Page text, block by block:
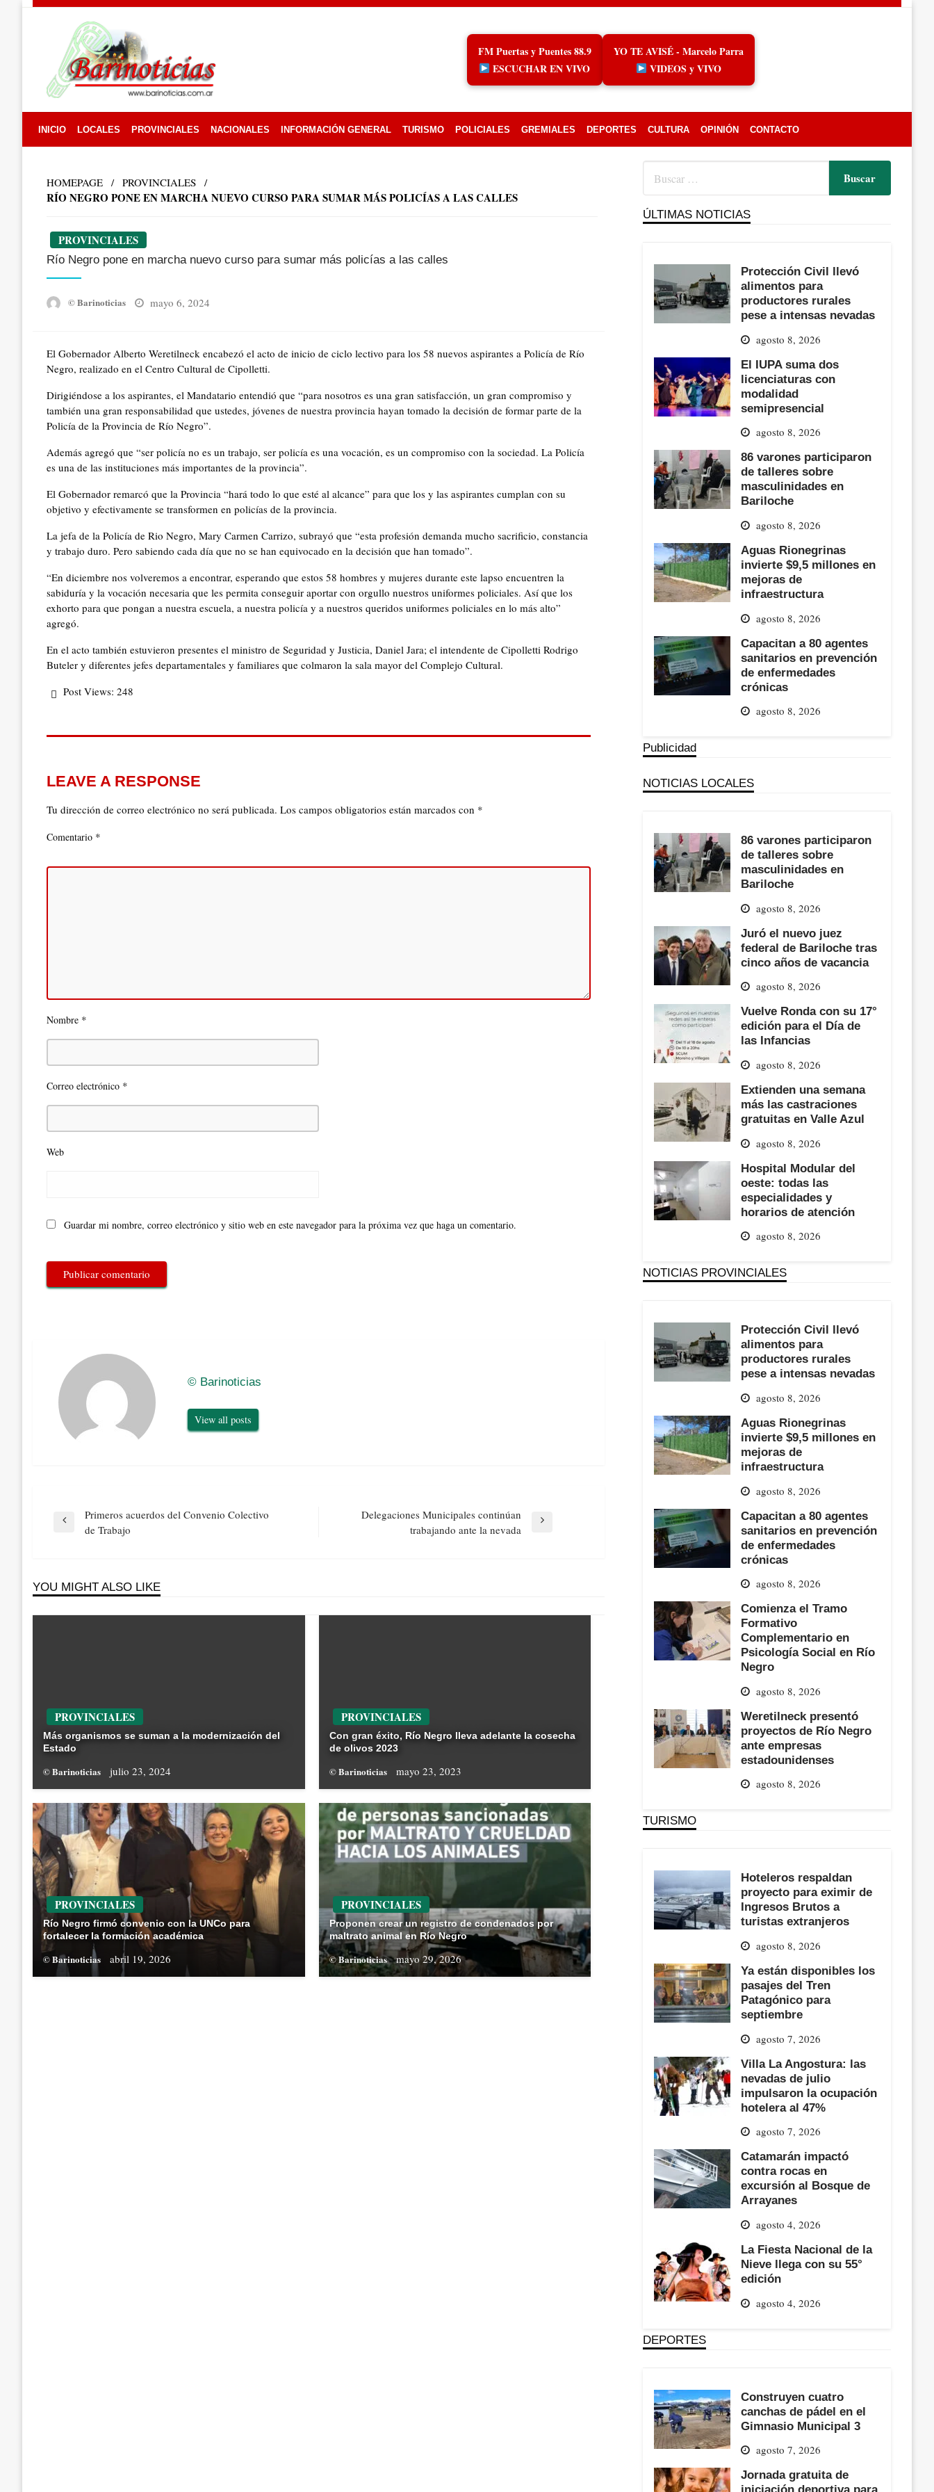
FM Puertas y Puentes 88.9
ESCUCHAR EN VIVO
YO TE AVISÉ - Marcelo Parra
VIDEOS y VIVO
INICIO LOCALES PROVINCIALES NACIONALES INFORMACIÓN GENERAL TURISMO POLICIALES GREMIALES DEPORTES CULTURA OPINIÓN CONTACTO
HOMEPAGE PROVINCIALES
RÍO NEGRO PONE EN MARCHA NUEVO CURSO PARA SUMAR MÁS POLICÍAS A LAS CALLES
PROVINCIALES
Río Negro pone en marcha nuevo curso para sumar más policías a las calles
© Barinoticias
Posted
mayo 6, 2024
El Gobernador Alberto Weretilneck encabezó el acto de inicio de ciclo lectivo para los 58 nuevos aspirantes a Policía de Río
Negro, realizado en el Centro Cultural de Cipolletti.
Dirigiéndose a los aspirantes, el Mandatario entendió que “para nosotros es una gran satisfacción, un gran compromiso y
también una gran responsabilidad que ustedes, jóvenes de nuestra provincia hayan tomado la decisión de formar parte de la
Policía de la Provincia de Río Negro”.
Además agregó que “ser policía no es un trabajo, ser policía es una vocación, es un compromiso con la sociedad. La Policía
es una de las instituciones más importantes de la provincia”.
El Gobernador remarcó que la Provincia “hará todo lo que esté al alcance” para que los y las aspirantes cumplan con su
objetivo y efectivamente se transformen en policías de la provincia.
La jefa de la Policía de Rio Negro, Mary Carmen Carrizo, subrayó que “esta profesión demanda mucho sacrificio, constancia
y trabajo duro. Pero sabiendo cada día que no se han equivocado en la decisión que han tomado”.
“En diciembre nos volveremos a encontrar, esperando que estos 58 hombres y mujeres durante este lapso encuentren la
sabiduría y la vocación necesaria que les permita conseguir aportar con orgullo nuestros uniformes policiales. Así que los
exhorto para que pongan a nuestra escuela, a nuestra policía y a nuestros queridos uniformes policiales en lo más alto”
agregó.
En el acto también estuvieron presentes el ministro de Seguridad y Justicia, Daniel Jara; el intendente de Cipolletti Rodrigo
Buteler y diferentes jefes departamentales y familiares que colmaron la sala mayor del Complejo Cultural.
Post Views: 248
LEAVE A RESPONSE
Tu dirección de correo electrónico no será publicada. Los campos obligatorios están marcados con *
Comentario *
Nombre *
Correo electrónico *
Web
Guardar mi nombre, correo electrónico y sitio web en este navegador para la próxima vez que haga un comentario.
© Barinoticias
View all posts
Navegación
Previous
Primeros acuerdos del Convenio Colectivo
de Trabajo
Delegaciones Municipales continúan
trabajando ante la nevada
YOU MIGHT ALSO LIKE
PROVINCIALES
Más organismos se suman a la modernización del
Estado
© Barinoticias julio 23, 2024
PROVINCIALES
Con gran éxito, Río Negro lleva adelante la cosecha
de olivos 2023
© Barinoticias mayo 23, 2023
PROVINCIALES
Río Negro firmó convenio con la UNCo para
fortalecer la formación académica
© Barinoticias abril 19, 2026
PROVINCIALES
Proponen crear un registro de condenados por
maltrato animal en Río Negro
© Barinoticias mayo 29, 2026
ÚLTIMAS NOTICIAS
Protección Civil llevó
alimentos para
productores rurales
pese a intensas nevadas
agosto 8, 2026
El IUPA suma dos
licenciaturas con
modalidad
semipresencial
agosto 8, 2026
86 varones participaron
de talleres sobre
masculinidades en
Bariloche
agosto 8, 2026
Aguas Rionegrinas
invierte $9,5 millones en
mejoras de
infraestructura
agosto 8, 2026
Capacitan a 80 agentes
sanitarios en prevención
de enfermedades
crónicas
agosto 8, 2026
Publicidad
NOTICIAS LOCALES
86 varones participaron
de talleres sobre
masculinidades en
Bariloche
agosto 8, 2026
Juró el nuevo juez
federal de Bariloche tras
cinco años de vacancia
agosto 8, 2026
Vuelve Ronda con su 17°
edición para el Día de
las Infancias
agosto 8, 2026
Extienden una semana
más las castraciones
gratuitas en Valle Azul
agosto 8, 2026
Hospital Modular del
oeste: todas las
especialidades y
horarios de atención
agosto 8, 2026
NOTICIAS PROVINCIALES
Protección Civil llevó
alimentos para
productores rurales
pese a intensas nevadas
agosto 8, 2026
Aguas Rionegrinas
invierte $9,5 millones en
mejoras de
infraestructura
agosto 8, 2026
Capacitan a 80 agentes
sanitarios en prevención
de enfermedades
crónicas
agosto 8, 2026
Comienza el Tramo
Formativo
Complementario en
Psicología Social en Río
Negro
agosto 8, 2026
Weretilneck presentó
proyectos de Río Negro
ante empresas
estadounidenses
agosto 8, 2026
TURISMO
Hoteleros respaldan
proyecto para eximir de
Ingresos Brutos a
turistas extranjeros
agosto 8, 2026
Ya están disponibles los
pasajes del Tren
Patagónico para
septiembre
agosto 7, 2026
Villa La Angostura: las
nevadas de julio
impulsaron la ocupación
hotelera al 47%
agosto 7, 2026
Catamarán impactó
contra rocas en
excursión al Bosque de
Arrayanes
agosto 4, 2026
La Fiesta Nacional de la
Nieve llega con su 55°
edición
agosto 4, 2026
DEPORTES
Construyen cuatro
canchas de pádel en el
Gimnasio Municipal 3
agosto 7, 2026
Jornada gratuita de
iniciación deportiva para